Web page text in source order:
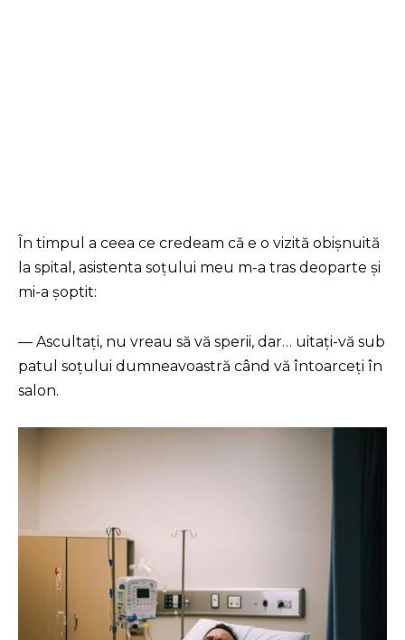
În timpul a ceea ce credeam că e o vizită obișnuită
la spital, asistenta soțului meu m-a tras deoparte și
mi-a șoptit:
— Ascultați, nu vreau să vă sperii, dar… uitați-vă sub
patul soțului dumneavoastră când vă întoarceți în
salon.